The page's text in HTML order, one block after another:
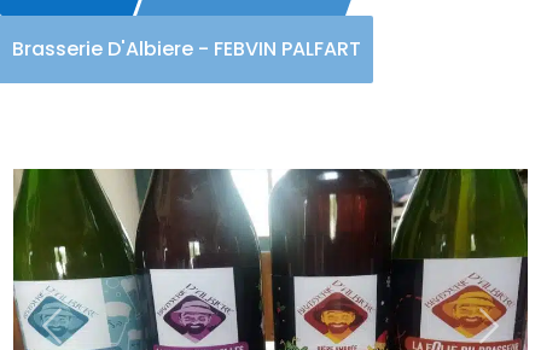
Brasserie D'Albiere - FEBVIN PALFART
Précédent